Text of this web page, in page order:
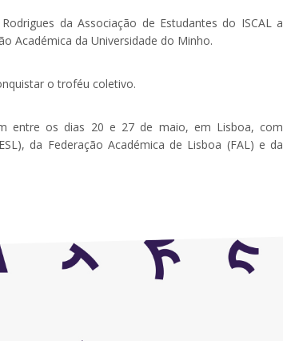
da Associação de Estudantes do ISCAL a
Académica da Universidade do Minho.
o troféu coletivo.
entre os dias 20 e 27 de maio, em Lisboa, com
da Federação Académica de Lisboa (FAL) e da